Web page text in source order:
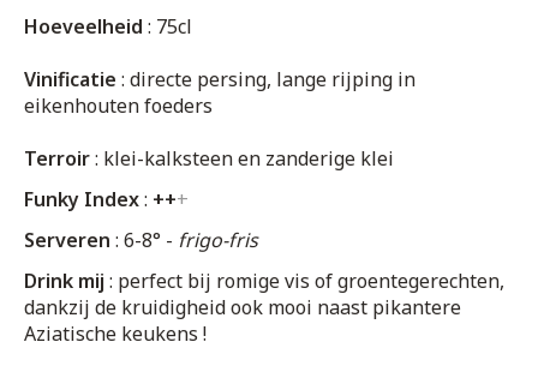
Hoeveelheid : 75cl
Vinificatie : directe persing, lange rijping in
eikenhouten foeders
Terroir: klei-kalksteen en zanderige klei
Funky Index: +++
Serveren : 6-8° - frigo-fris
Drink mij : perfect bij romige vis of groentegerechten,
dankzij de kruidigheid ook mooi naast pikantere
Aziatische keukens !